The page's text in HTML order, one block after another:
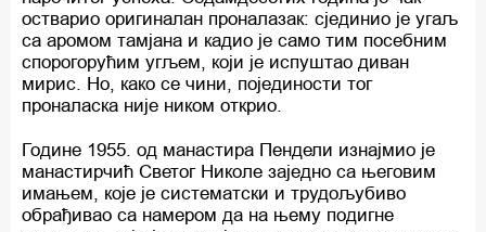
остварио оригиналан проналазак: сјединио је угаљ
са аромом тамјана и кадио је само тим посебним
спорогорућим угљем, који је испуштао диван
мирис. Но, како се чини, појединости тог
проналаска није ником открио.
Године 1955. од манастира Пендели изнајмио је
манастирчић Светог Николе заједно са његовим
имањем, које је систематски и трудољубиво
обрађивао са намером да на њему подигне